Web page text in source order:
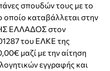
σπουδών τους με το
καταβάλλεται στην
ΕΛΛΑΔΟΣ στον
του ΕΛΚΕ της
μαζί με την αίτηση
εγγραφής και